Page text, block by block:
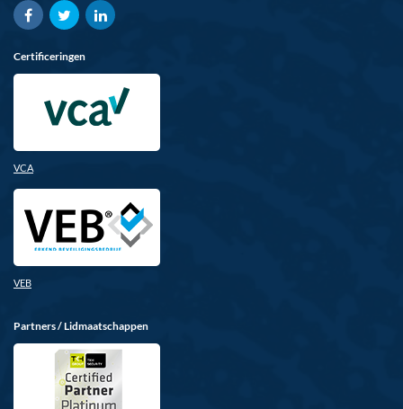
Certificeringen
VCA
VEB
Partners / Lidmaatschappen